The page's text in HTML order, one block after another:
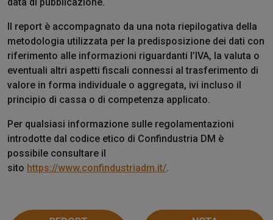
Il report è accompagnato da una nota riepilogativa della
metodologia utilizzata per la predisposizione dei dati con
riferimento alle informazioni riguardanti l’IVA, la valuta o
eventuali altri aspetti fiscali connessi al trasferimento di
valore in forma individuale o aggregata, ivi incluso il
principio di cassa o di competenza applicato.
Per qualsiasi informazione sulle regolamentazioni
introdotte dal codice etico di Confindustria DM è
possibile consultare il
sito https://www.confindustriadm.it/.